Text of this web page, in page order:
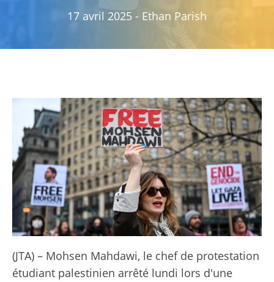
17 avril 2025 - Ethan Parish
(JTA) – Mohsen Mahdawi, le chef de protestation
étudiant palestinien arrêté lundi lors d'une